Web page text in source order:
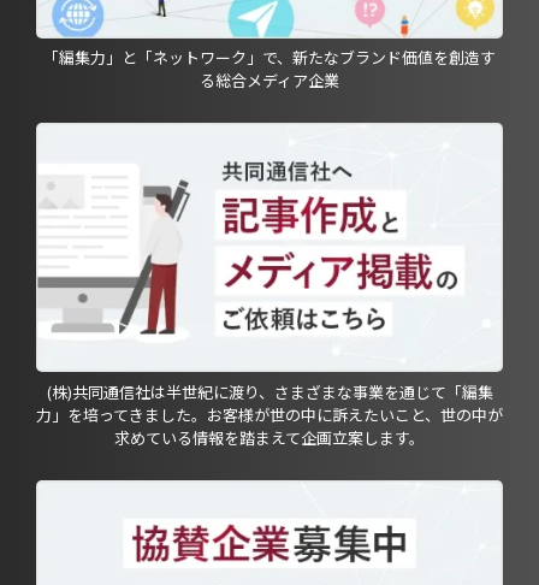
「編集力」と「ネットワーク」で、新たなブランド価値を創造す
る総合メディア企業
(株)共同通信社は半世紀に渡り、さまざまな事業を通じて「編集
力」を培ってきました。お客様が世の中に訴えたいこと、世の中が
求めている情報を踏まえて企画立案します。